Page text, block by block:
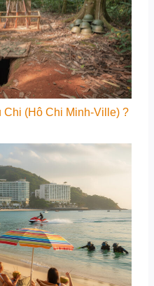
Chi (Hô Chi Minh-Ville) ?